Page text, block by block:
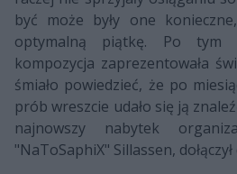
być może były one
optymalną piątkę. Po tym
kompozycja zaprezentowała
śmiało powiedzieć, że po
prób wreszcie udało się ją
najnowszy nabytek
"NaToSaphiX" Sillassen,